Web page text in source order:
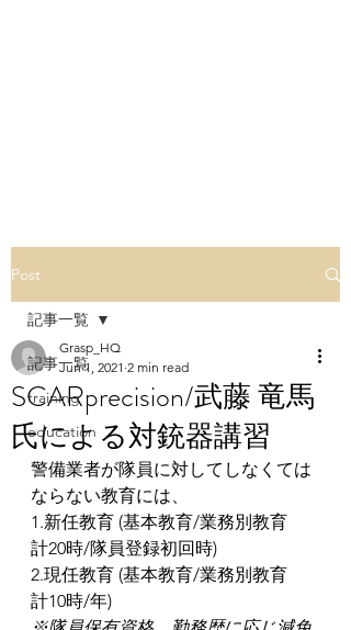
Post
記事一覧
training
education
記事一覧
SCARprecision/武藤 竜馬
氏による対銃器講習
Grasp_HQ
Jun 1, 2021 2 min read
警備業者が隊員に対してしなくては
ならない教育には、
1.新任教育 (基本教育/業務別教育
計20時/隊員登録初回時)
2.現任教育 (基本教育/業務別教育
計10時/年)